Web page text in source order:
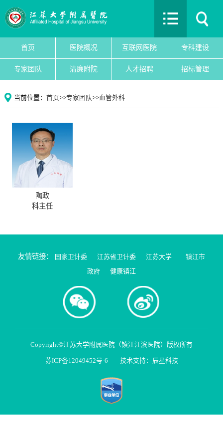
首页 医院概况 互联网医院 专科建设
专家团队 清廉附院 人才招聘 招标管理
当前位置： 首页>>专家团队>>血管外科
陶政
科主任
友情链接： 国家卫计委 江苏省卫计委 江苏大学
镇江市
政府
健康镇江
Copyright©江苏大学附属医院（镇江江滨医院）版权所有
苏ICP备12049452号-6 技术支持：辰星科技
首页
互联网医院
专科建设
党建文化